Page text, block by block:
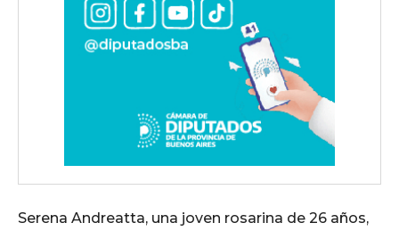
Serena Andreatta, una joven rosarina de 26 años,